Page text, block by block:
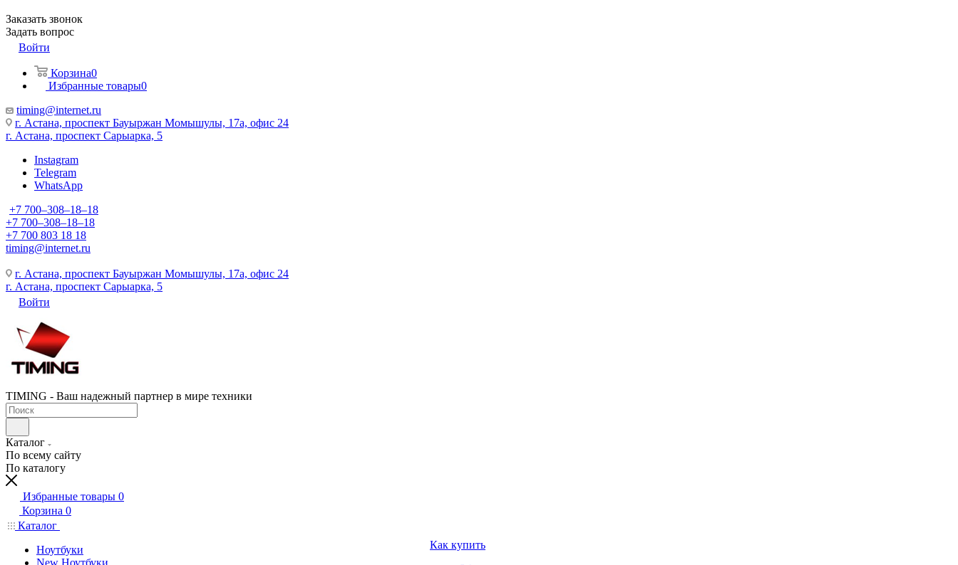
Заказать звонок
Задать вопрос
Войти
Корзина0
Избранные товары0
timing@internet.ru
г. Астана, проспект Бауыржан Момышулы, 17а, офис 24
г. Астана, проспект Сарыарка, 5
Instagram
Telegram
WhatsApp
+7 700‒308‒18‒18
+7 700‒308‒18‒18
+7 700 803 18 18
timing@internet.ru
г. Астана, проспект Бауыржан Момышулы, 17а, офис 24
г. Астана, проспект Сарыарка, 5
Войти
TIMING - Ваш надежный партнер в мире техники
Каталог
По всему сайту
По каталогу
Избранные товары 0
Корзина 0
Каталог
Ноутбуки
New Ноутбуки
Как купить